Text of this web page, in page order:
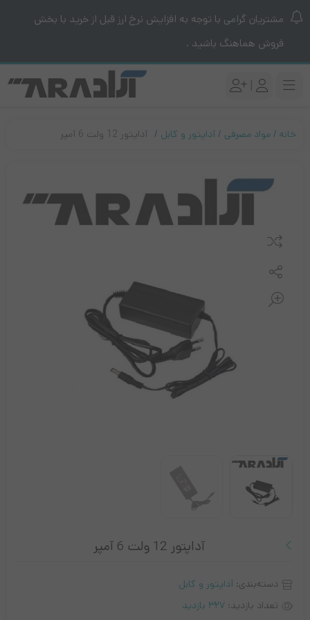
مشتریان گرامی با توجه به افزایش نرخ ارز قبل از خرید با بخش
فروش هماهنگ باشید .
|
خانه مواد مصرفی آداپتور و کابل آداپتور 12 ولت 6 آمپر
آداپتور 12 ولت 6 آمپر
دسته‌بندی: آداپتور و کابل
تعداد بازدید: 327 بازدید